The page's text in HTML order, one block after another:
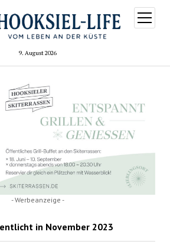
9. August 2026
Menü
öffnen
- Werbeanzeige -
in November 2023